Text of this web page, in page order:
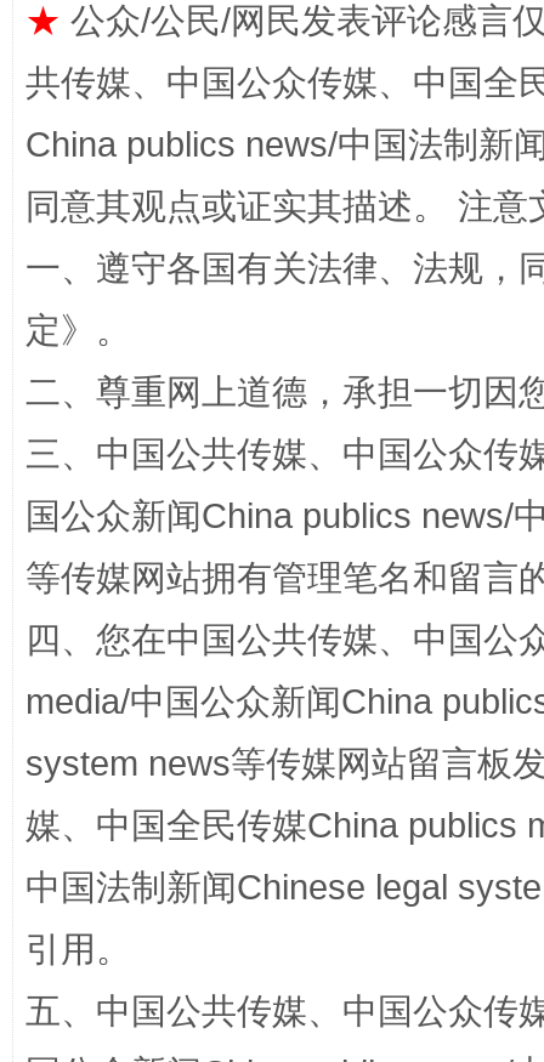
解纷+调解+退费，一次搞定
站台名比不上好声名
漫山遍野的桃花与雪山、麦地、白藏房 除
★ 公众/公民/网民发表评论感言
共传媒、中国公众传媒、中国全
China publics news/中国法制新
同意其观点或证实其描述。 注
一、遵守各国有关法律、法规，
定》。
二、尊重网上道德，承担一切因
三、中国公共传媒、中国公众传
国公众新闻China publics news/
等传媒网站拥有管理笔名和留言
四、您在中国公共传媒、中国公
media/中国公众新闻China
system news等传媒网站留言板
媒、中国全民传媒China publics
中国法制新闻Chinese legal
引用。
五、中国公共传媒、中国公众传